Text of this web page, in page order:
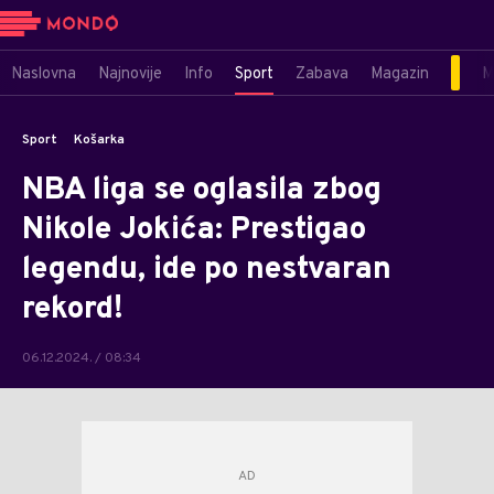
Naslovna Najnovije Info Sport Zabava Magazin
Sport Košarka
NBA liga se oglasila zbog
Nikole Jokića: Prestigao
legendu, ide po nestvaran
rekord!
06.12.2024. / 08:34